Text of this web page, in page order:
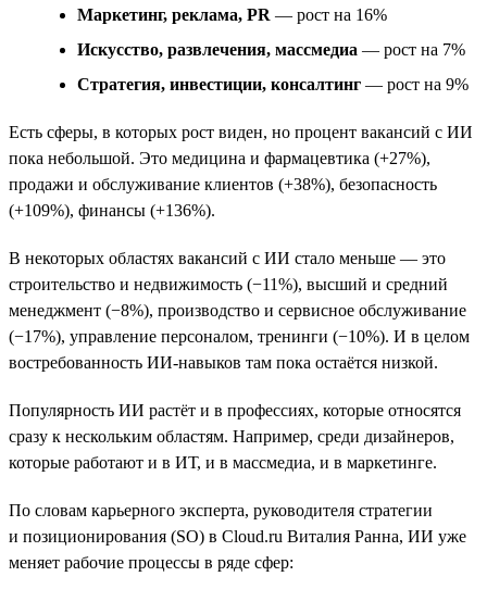
Маркетинг, реклама, PR — рост на 16%
Искусство, развлечения, массмедиа — рост на 7%
Стратегия, инвестиции, консалтинг — рост на 9%
Есть сферы, в которых рост виден, но процент вакансий с ИИ
пока небольшой. Это медицина и фармацевтика (+27%),
продажи и обслуживание клиентов (+38%), безопасность
(+109%), финансы (+136%).
В некоторых областях вакансий с ИИ стало меньше — это
строительство и недвижимость (−11%), высший и средний
менеджмент (−8%), производство и сервисное обслуживание
(−17%), управление персоналом, тренинги (−10%). И в целом
востребованность ИИ-навыков там пока остаётся низкой.
Популярность ИИ растёт и в профессиях, которые относятся
сразу к нескольким областям. Например, среди дизайнеров,
которые работают и в ИТ, и в массмедиа, и в маркетинге.
По словам карьерного эксперта, руководителя стратегии
и позиционирования (SO) в Cloud.ru Виталия Ранна, ИИ уже
меняет рабочие процессы в ряде сфер: